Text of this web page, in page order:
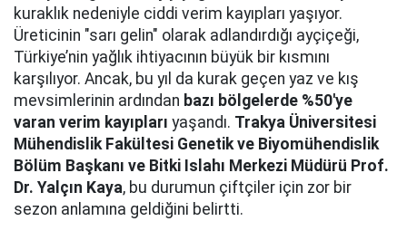
kuraklık nedeniyle ciddi verim kayıpları yaşıyor.
Üreticinin "sarı gelin" olarak adlandırdığı ayçiçeği,
Türkiye’nin yağlık ihtiyacının büyük bir kısmını
karşılıyor. Ancak, bu yıl da kurak geçen yaz ve kış
mevsimlerinin ardından bazı bölgelerde %50'ye
varan verim kayıpları yaşandı. Trakya Üniversitesi
Mühendislik Fakültesi Genetik ve Biyomühendislik
Bölüm Başkanı ve Bitki Islahı Merkezi Müdürü Prof.
Dr. Yalçın Kaya, bu durumun çiftçiler için zor bir
sezon anlamına geldiğini belirtti.